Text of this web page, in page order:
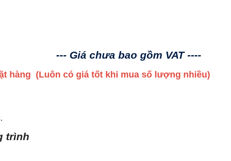
--- Giá chưa bao gồm VAT ----
hàng (Luôn có giá tốt khi mua số lượng nhiều)
trình